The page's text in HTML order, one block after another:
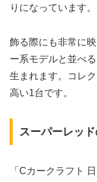
りになっています。
飾る際にも非常に
ー系モデルと並べ
生まれます。コレ
高い1台です。
スーパーレッ
「Cカークラフト